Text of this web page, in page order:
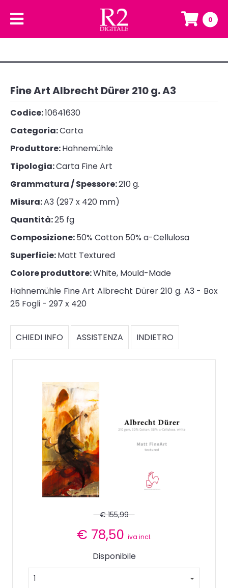
0
Fine Art Albrecht Dürer 210 g. A3
Codice:10641630
Categoria:Carta
Produttore:Hahnemühle
Tipologia:Carta Fine Art
Grammatura / Spessore:210 g.
Misura:A3 (297 x 420 mm)
Quantità:25 fg
Composizione:50% Cotton 50% a-Cellulosa
Superficie:Matt Textured
Colore produttore:White, Mould-Made
Hahnemühle Fine Art Albrecht Dürer 210 g. A3 - Box
25 Fogli - 297 x 420
CHIEDI INFO ASSISTENZA INDIETRO
€ 155,99
€ 78,50 iva incl.
Disponibile